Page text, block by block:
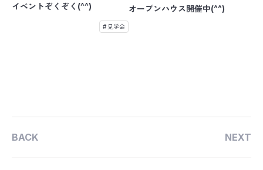
イベントぞくぞく(^^)
見学会
オープンハウス開催中(^^)
BACK NEXT